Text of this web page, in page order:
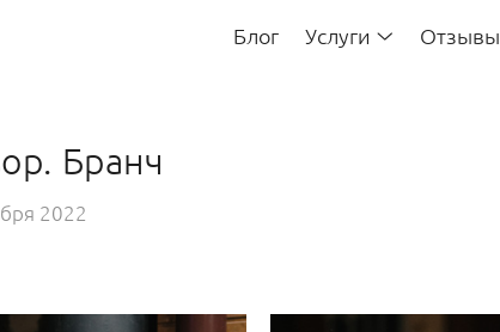
Блог Услуги Отзывы
Бранч
2022